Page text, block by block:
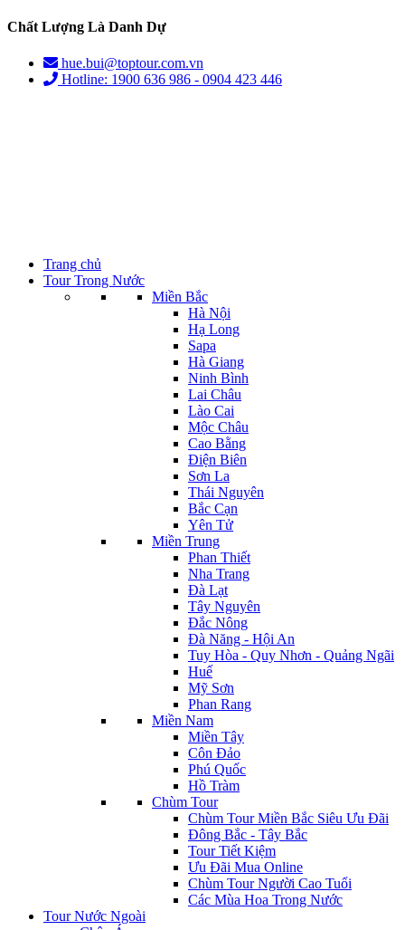
Chất Lượng Là Danh Dự
hue.bui@toptour.com.vn
Hotline: 1900 636 986 - 0904 423 446
Trang chủ
Tour Trong Nước
Miền Bắc
Hà Nội
Hạ Long
Sapa
Hà Giang
Ninh Bình
Lai Châu
Lào Cai
Mộc Châu
Cao Bằng
Điện Biên
Sơn La
Thái Nguyên
Bắc Cạn
Yên Tử
Miền Trung
Phan Thiết
Nha Trang
Đà Lạt
Tây Nguyên
Đắc Nông
Đà Năng - Hội An
Tuy Hòa - Quy Nhơn - Quảng Ngãi
Huế
Mỹ Sơn
Phan Rang
Miền Nam
Miền Tây
Côn Đảo
Phú Quốc
Hồ Tràm
Chùm Tour
Chùm Tour Miền Bắc Siêu Ưu Đãi
Đông Bắc - Tây Bắc
Tour Tiết Kiệm
Ưu Đãi Mua Online
Chùm Tour Người Cao Tuổi
Các Mùa Hoa Trong Nước
Tour Nước Ngoài